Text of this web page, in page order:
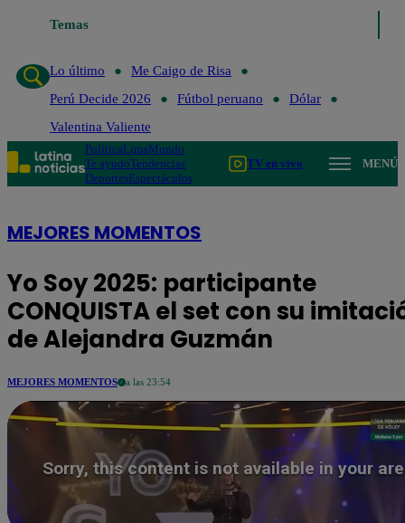
Temas
Lo último
Me Caigo de Risa
Perú Decide 2026
Fútbol peruano
Dólar
Valentina Valiente
PolíticaLimaMundo
Te ayudoTendencias
DeportesEspectáculos
TV en vivo MENÚ
MEJORES MOMENTOS
Yo Soy 2025: participante
CONQUISTA el set con su
de Alejandra Guzmán
MEJORES MOMENTOS a las 23:54